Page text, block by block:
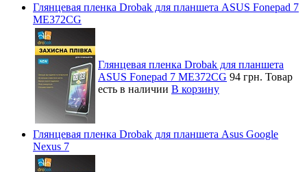
Глянцевая пленка Drobak для планшета ASUS Fonepad 7
ME372CG
Глянцевая пленка Drobak для планшета
ASUS Fonepad 7 ME372CG 94 грн. Товар
есть в наличии В корзину
Глянцевая пленка Drobak для планшета Asus Google
Nexus 7